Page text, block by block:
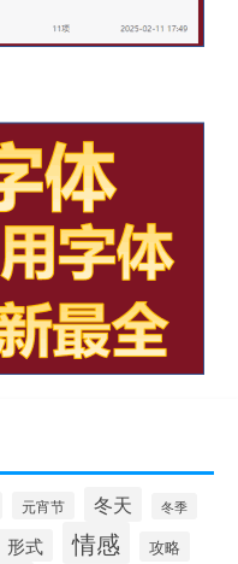
元宵节 冬天 冬季
形式 情感 攻略